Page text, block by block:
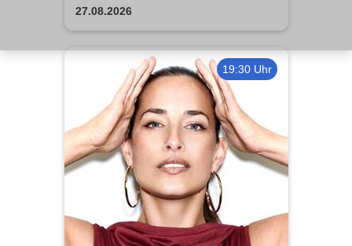
Persönlichkeitsentwicklung
und Yoga
27.08.2026
19:30 Uhr